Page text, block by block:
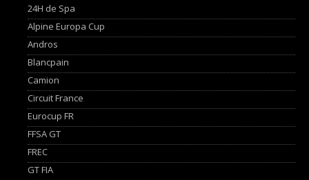
24H de Spa
Alpine Europa Cup
Andros
Blancpain
Camion
Circuit France
Eurocup FR
FFSA GT
FREC
GT FIA